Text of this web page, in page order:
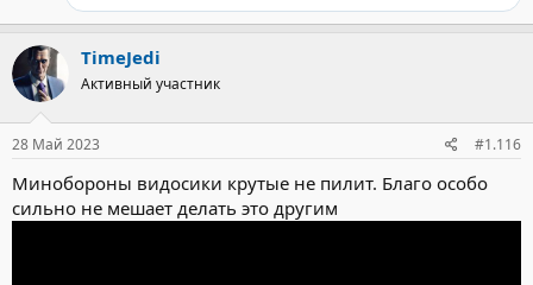
TimeJedi
Активный участник
28 Май 2023 #1.116
Минобороны видосики крутые не пилит. Благо особо
сильно не мешает делать это другим